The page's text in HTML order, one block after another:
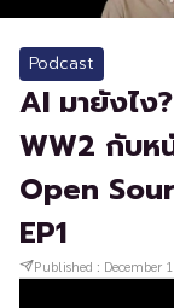
Podcast
AI มายังไ
WW2 กับห
Open
EP1
Published : December